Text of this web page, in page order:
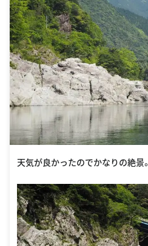
天気が良かったのでかなりの絶景。